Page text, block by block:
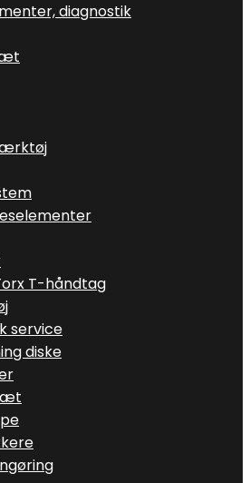
diagnostik
T-håndtag
service
diske